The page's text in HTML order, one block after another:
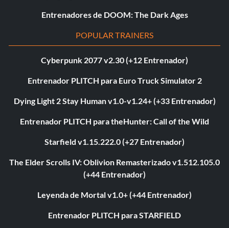
Entrenadores de DOOM: The Dark Ages
POPULAR TRAINERS
Cyberpunk 2077 v2.30 (+12 Entrenador)
Entrenador PLITCH para Euro Truck Simulator 2
Dying Light 2 Stay Human v1.0-v1.24+ (+33 Entrenador)
Entrenador PLITCH para theHunter: Call of the Wild
Starfield v1.15.222.0 (+27 Entrenador)
The Elder Scrolls IV: Oblivion Remasterizado v1.512.105.0
(+44 Entrenador)
Leyenda de Mortal v1.0+ (+44 Entrenador)
Entrenador PLITCH para STARFIELD